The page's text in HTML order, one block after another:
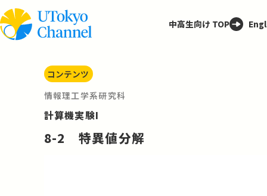
中高生向け TOP
コンテンツ
情報理工学系研究科
計算機実験I
8-2 特異値分解